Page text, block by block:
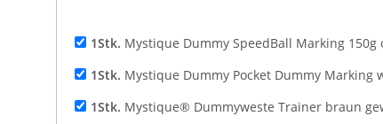
1Stk. Mystique Dummy SpeedBall Marking 150g
1Stk. Mystique Dummy Pocket Dummy Marking
1Stk. Mystique® Dummyweste Trainer braun